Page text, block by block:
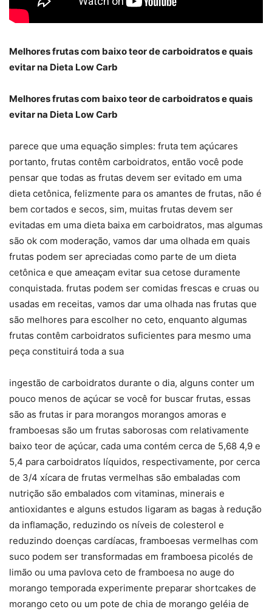
Melhores frutas com baixo teor de carboidratos e quais
evitar na Dieta Low Carb
Melhores frutas com baixo teor de carboidratos e quais
evitar na Dieta Low Carb
parece que uma equação simples: fruta tem açúcares
portanto, frutas contêm carboidratos, então você pode
pensar que todas as frutas devem ser evitado em uma
dieta cetônica, felizmente para os amantes de frutas, não é
bem cortados e secos, sim, muitas frutas devem ser
evitadas em uma dieta baixa em carboidratos, mas algumas
são ok com moderação, vamos dar uma olhada em quais
frutas podem ser apreciadas como parte de um dieta
cetônica e que ameaçam evitar sua cetose duramente
conquistada. frutas podem ser comidas frescas e cruas ou
usadas em receitas, vamos dar uma olhada nas frutas que
são melhores para escolher no ceto, enquanto algumas
frutas contêm carboidratos suficientes para mesmo uma
peça constituirá toda a sua
ingestão de carboidratos durante o dia, alguns conter um
pouco menos de açúcar se você for buscar frutas, essas
são as frutas ir para morangos morangos amoras e
framboesas são um frutas saborosas com relativamente
baixo teor de açúcar, cada uma contém cerca de 5,68 4,9 e
5,4 para carboidratos líquidos, respectivamente, por cerca
de 3/4 xícara de frutas vermelhas são embaladas com
nutrição são embalados com vitaminas, minerais e
antioxidantes e alguns estudos ligaram as bagas à redução
da inflamação, reduzindo os níveis de colesterol e
reduzindo doenças cardíacas, framboesas vermelhas com
suco podem ser transformadas em framboesa picolés de
limão ou uma pavlova ceto de framboesa no auge do
morango temporada experimente preparar shortcakes de
morango ceto ou um pote de chia de morango geléia de